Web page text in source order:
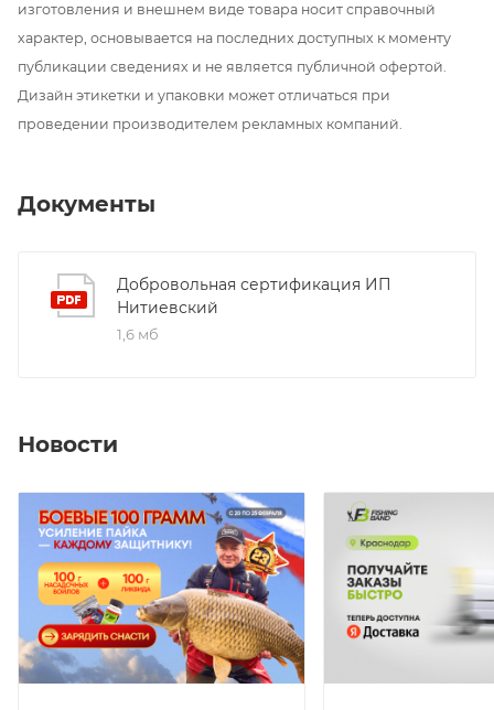
PREMIUM SPORT LIQUID. Качественные ликвиды
— успешная рыбалка!
изготовления и внешнем виде товара носит справочный
характер, основывается на последних доступных к моменту
публикации сведениях и не является публичной офертой.
Дизайн этикетки и упаковки может отличаться при
проведении производителем рекламных компаний.
Документы
Добровольная сертификация ИП
Нитиевский
1,6 мб
Новости